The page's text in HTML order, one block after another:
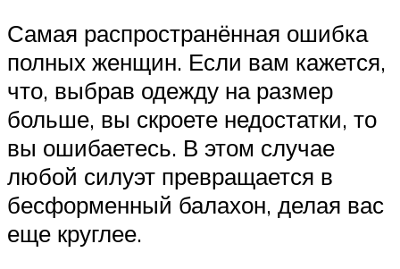
Самая распространённая ошибка
полных женщин. Если вам кажется,
что, выбрав одежду на размер
больше, вы скроете недостатки, то
вы ошибаетесь. В этом случае
любой силуэт превращается в
бесформенный балахон, делая вас
еще круглее.